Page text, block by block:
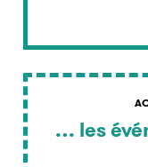
… les